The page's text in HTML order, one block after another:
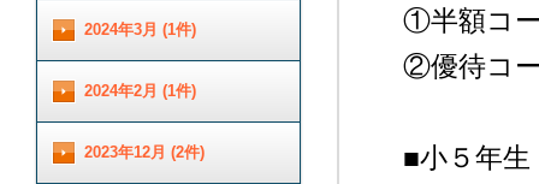
①半額コ
②優待コ
■小５年生
2024年3月 (1件)
2024年2月 (1件)
2023年12月 (2件)